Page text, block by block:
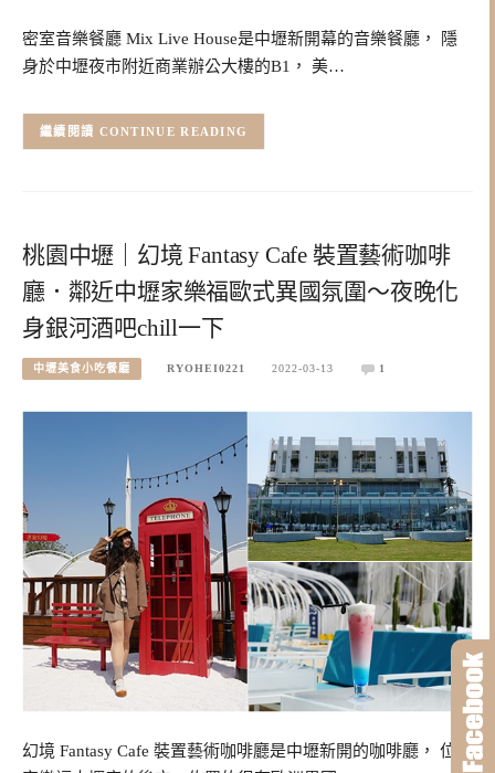
密室音樂餐廳 Mix Live House是中壢新開幕的音樂餐廳， 隱
身於中壢夜市附近商業辦公大樓的B1， 美…
CONTINUE READING
桃園中壢｜幻境 Fantasy Cafe 裝置藝術咖啡
廳．鄰近中壢家樂福歐式異國氛圍～夜晚化
身銀河酒吧chill一下
中壢美食小吃餐廳 RYOHEI0221 2022-03-13 1
幻境 Fantasy Cafe 裝置藝術咖啡廳是中壢新開的咖啡廳， 位在